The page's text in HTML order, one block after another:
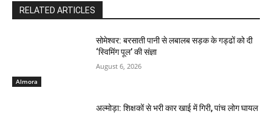
RELATED ARTICLES
Almora
सोमेश्वर: बरसाती पानी से लबालब सड़क के गड्ढों को दी
‘स्विमिंग पूल’ की संज्ञा
August 6, 2026
अल्मोड़ा: शिक्षकों से भरी कार खाई में गिरी, पांच लोग घायल